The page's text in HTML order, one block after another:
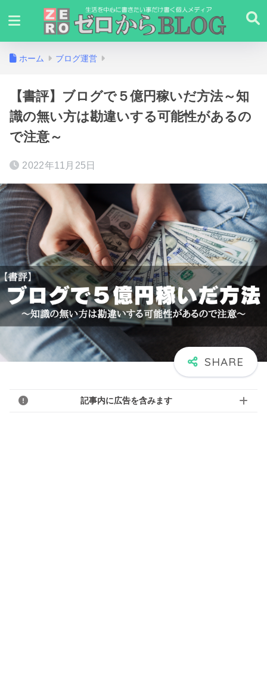
ホーム ブログ運営
【書評】ブログで５億円稼いだ方法～知
識の無い方は勘違いする可能性があるの
で注意～
2022年11月25日
記事内に広告を含みます